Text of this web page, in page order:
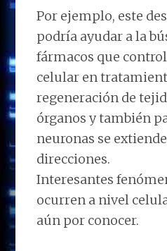
Por ejemplo, este
podría ayudar a la
fármacos que
celular en
regeneración de
órganos y también
neuronas se
direcciones.
Interesantes
ocurren a nivel
aún por conocer.